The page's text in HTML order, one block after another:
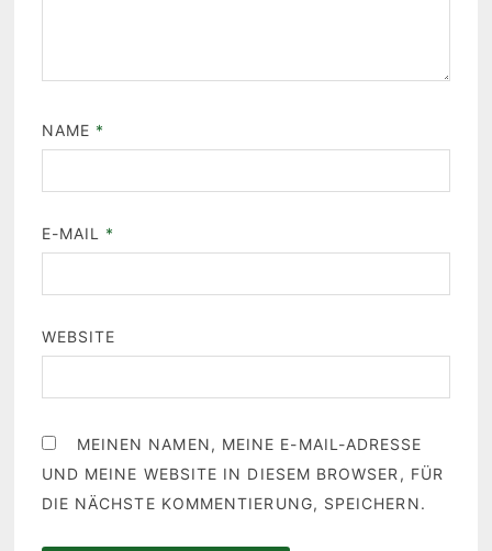
NAME *
E-MAIL *
WEBSITE
MEINEN NAMEN, MEINE E-MAIL-ADRESSE
UND MEINE WEBSITE IN DIESEM BROWSER, FÜR
DIE NÄCHSTE KOMMENTIERUNG, SPEICHERN.